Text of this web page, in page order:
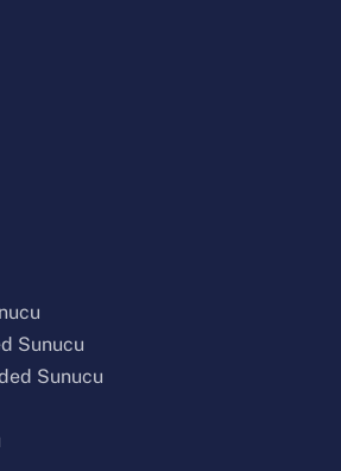
Sunucu
Sunucu